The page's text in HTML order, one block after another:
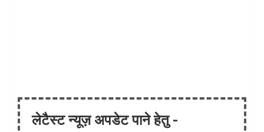
लेटैस्ट न्यूज़ अपडेट पाने हेतु -